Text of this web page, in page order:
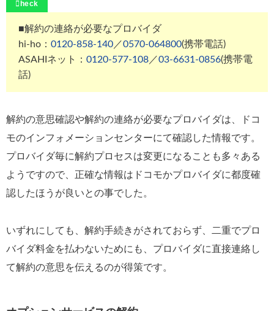
■解約の連絡が必要なプロバイダ
hi-ho： 0120-858-140 ／0570-064800(携帯電話)
ASAHIネット： 0120-577-108 ／03-6631-0856(携帯電
話)
解約の意思確認や解約の連絡が必要なプロバイダは、ドコ
モのインフォメーションセンターにて確認した情報です。
プロバイダ毎に解約プロセスは変更になることも多々ある
ようですので、正確な情報はドコモかプロバイダに都度確
認したほうが良いとの事でした。
いずれにしても、解約手続きがされておらず、二重でプロ
バイダ料金を払わないためにも、プロバイダに直接連絡し
て解約の意思を伝えるのが得策です。